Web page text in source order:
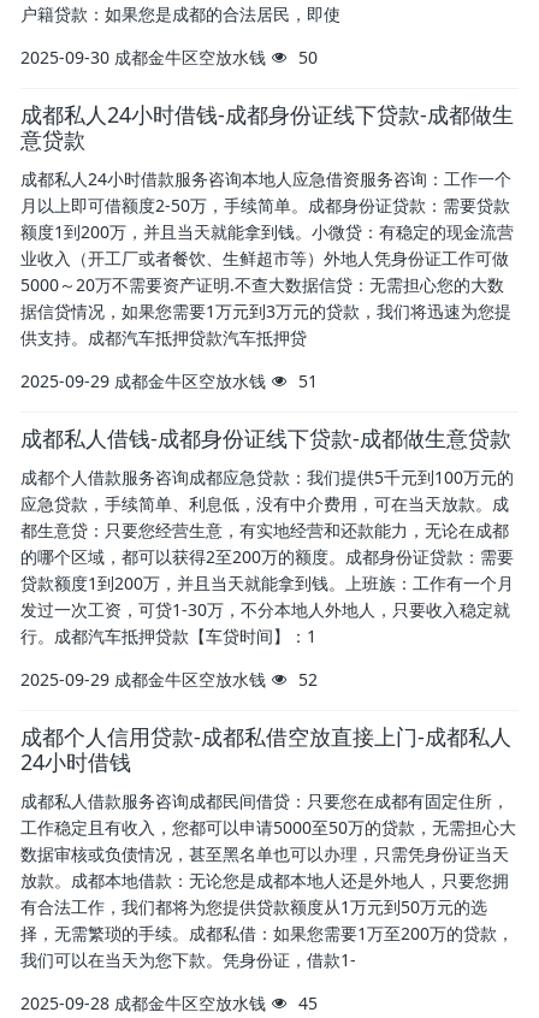
户籍贷款：如果您是成都的合法居民，即使
2025-09-30 成都金牛区空放水钱 50
成都私人24小时借钱-成都身份证线下贷款-成都做生
意贷款
成都私人24小时借款服务咨询本地人应急借资服务咨询：工作一个
月以上即可借额度2-50万，手续简单。成都身份证贷款：需要贷款
额度1到200万，并且当天就能拿到钱。小微贷：有稳定的现金流营
业收入（开工厂或者餐饮、生鲜超市等）外地人凭身份证工作可做
5000～20万不需要资产证明.不查大数据信贷：无需担心您的大数
据信贷情况，如果您需要1万元到3万元的贷款，我们将迅速为您提
供支持。成都汽车抵押贷款汽车抵押贷
2025-09-29 成都金牛区空放水钱 51
成都私人借钱-成都身份证线下贷款-成都做生意贷款
成都个人借款服务咨询成都应急贷款：我们提供5千元到100万元的
应急贷款，手续简单、利息低，没有中介费用，可在当天放款。成
都生意贷：只要您经营生意，有实地经营和还款能力，无论在成都
的哪个区域，都可以获得2至200万的额度。成都身份证贷款：需要
贷款额度1到200万，并且当天就能拿到钱。上班族：工作有一个月
发过一次工资，可贷1-30万，不分本地人外地人，只要收入稳定就
行。成都汽车抵押贷款【车贷时间】：1
2025-09-29 成都金牛区空放水钱 52
成都个人信用贷款-成都私借空放直接上门-成都私人
24小时借钱
成都私人借款服务咨询成都民间借贷：只要您在成都有固定住所，
工作稳定且有收入，您都可以申请5000至50万的贷款，无需担心大
数据审核或负债情况，甚至黑名单也可以办理，只需凭身份证当天
放款。成都本地借款：无论您是成都本地人还是外地人，只要您拥
有合法工作，我们都将为您提供贷款额度从1万元到50万元的选
择，无需繁琐的手续。成都私借：如果您需要1万至200万的贷款，
我们可以在当天为您下款。凭身份证，借款1-
2025-09-28 成都金牛区空放水钱 45